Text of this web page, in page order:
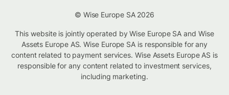
© Wise Europe SA 2026
This website is jointly operated by Wise Europe SA and Wise
Assets Europe AS. Wise Europe SA is responsible for any
content related to payment services. Wise Assets Europe AS is
responsible for any content related to investment services,
including marketing.